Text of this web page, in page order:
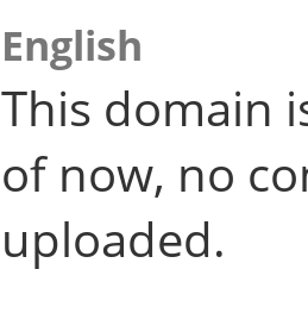
English
This domain
of now, no
uploaded.